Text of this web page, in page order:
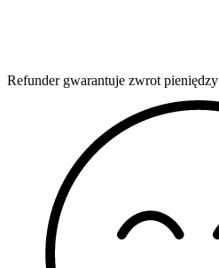
Refunder gwarantuje zwrot pieniędzy